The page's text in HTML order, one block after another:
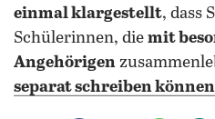
einmal klargestellt, dass
Schülerinnen, die mit
Angehörigen
separat schreiben können